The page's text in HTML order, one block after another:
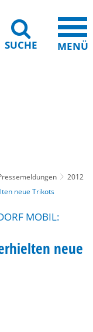
SUCHE MENÜ
2012
neue Trikots
MOBIL:
neue